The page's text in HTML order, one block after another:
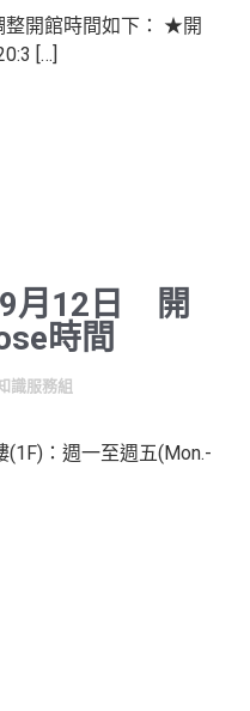
整開館時間如下： ★開
[…]
月12日 開
時間
識服務組
：週一至週五(Mon.-